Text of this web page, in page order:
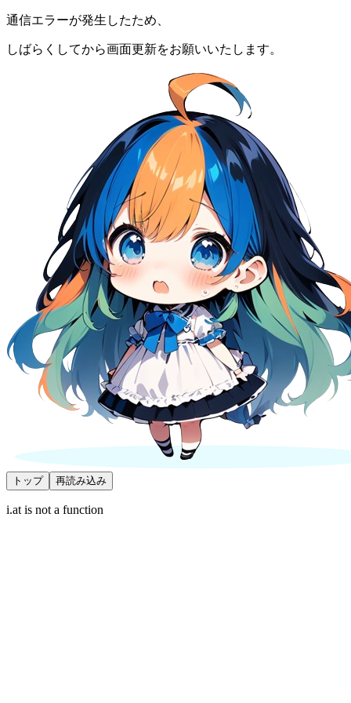
通信エラーが発生したため、
しばらくしてから画面更新をお願いいたします。
トップ 再読み込み
i.at is not a function